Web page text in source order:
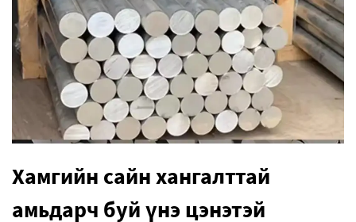
Хамгийн сайн хангалттай
амьдарч буй үнэ цэнэтэй